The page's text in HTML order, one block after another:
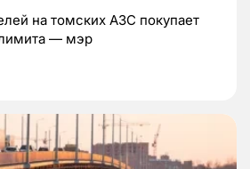
на томских АЗС покупает
— мэр